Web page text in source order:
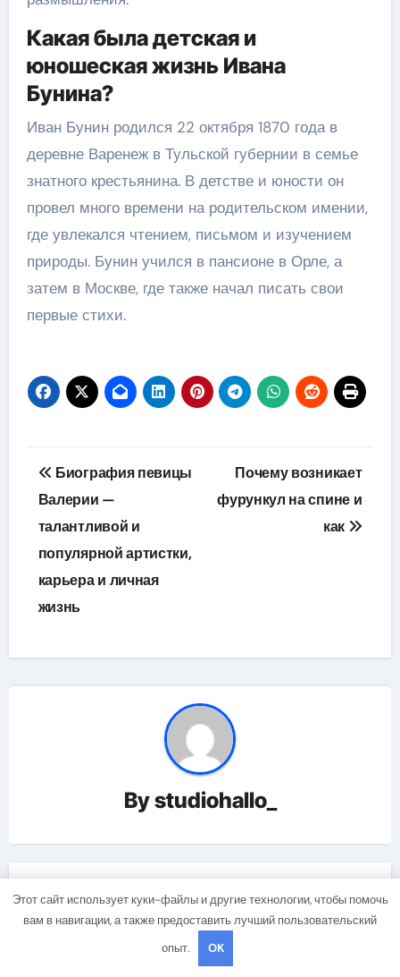
Какая была детская и
юношеская жизнь Ивана
Бунина?
Иван Бунин родился 22 октября 1870 года в
деревне Варенеж в Тульской губернии в семье
знатного крестьянина. В детстве и юности он
провел много времени на родительском имении,
где увлекался чтением, письмом и изучением
природы. Бунин учился в пансионе в Орле, а
затем в Москве, где также начал писать свои
первые стихи.
Навигация
по
записям
Биография певицы
Валерии —
талантливой и
популярной артистки,
карьера и личная
жизнь
Почему возникает
фурункул на спине и
как
Bystudiohallo_
Related Post
Этот сайт использует куки-файлы и другие технологии, чтобы помочь
вам в навигации, а также предоставить лучший пользовательский
опыт.
OK